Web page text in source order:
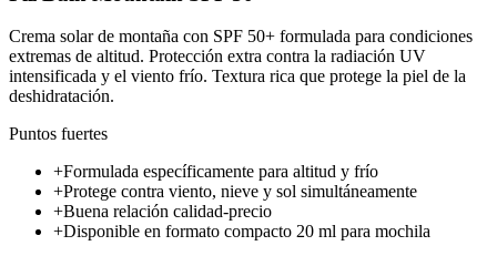
Crema solar de montaña con SPF 50+ formulada para condiciones
extremas de altitud. Protección extra contra la radiación UV
intensificada y el viento frío. Textura rica que protege la piel de la
deshidratación.
Puntos fuertes
+Formulada específicamente para altitud y frío
+Protege contra viento, nieve y sol simultáneamente
+Buena relación calidad-precio
+Disponible en formato compacto 20 ml para mochila